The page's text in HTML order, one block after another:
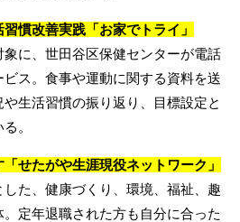
慣改善実践「お家でトライ」
に、世田谷区保健センターが電話
ス。食事や運動に関する資料を送
生活習慣の振り返り、目標設定と
。
せたがや生涯現役ネットワーク」
た、健康づくり、環境、福祉、趣
定年退職された方も自分に合った